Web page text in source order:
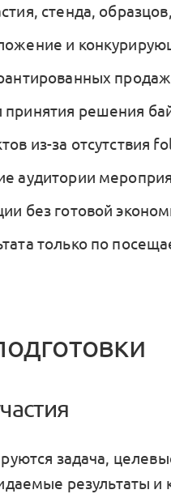
стенда,
и
принятия решения
из-за отсутствия
аудитории
без готовой
только по
задача,
результаты и